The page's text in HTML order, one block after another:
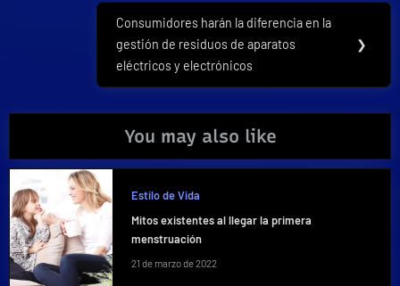
Next
Post:
Consumidores harán la diferencia en la
gestión de residuos de aparatos
eléctricos y electrónicos
❯
You may also like
Estilo de Vida
Mitos existentes al llegar la primera
menstruación
21 de marzo de 2022